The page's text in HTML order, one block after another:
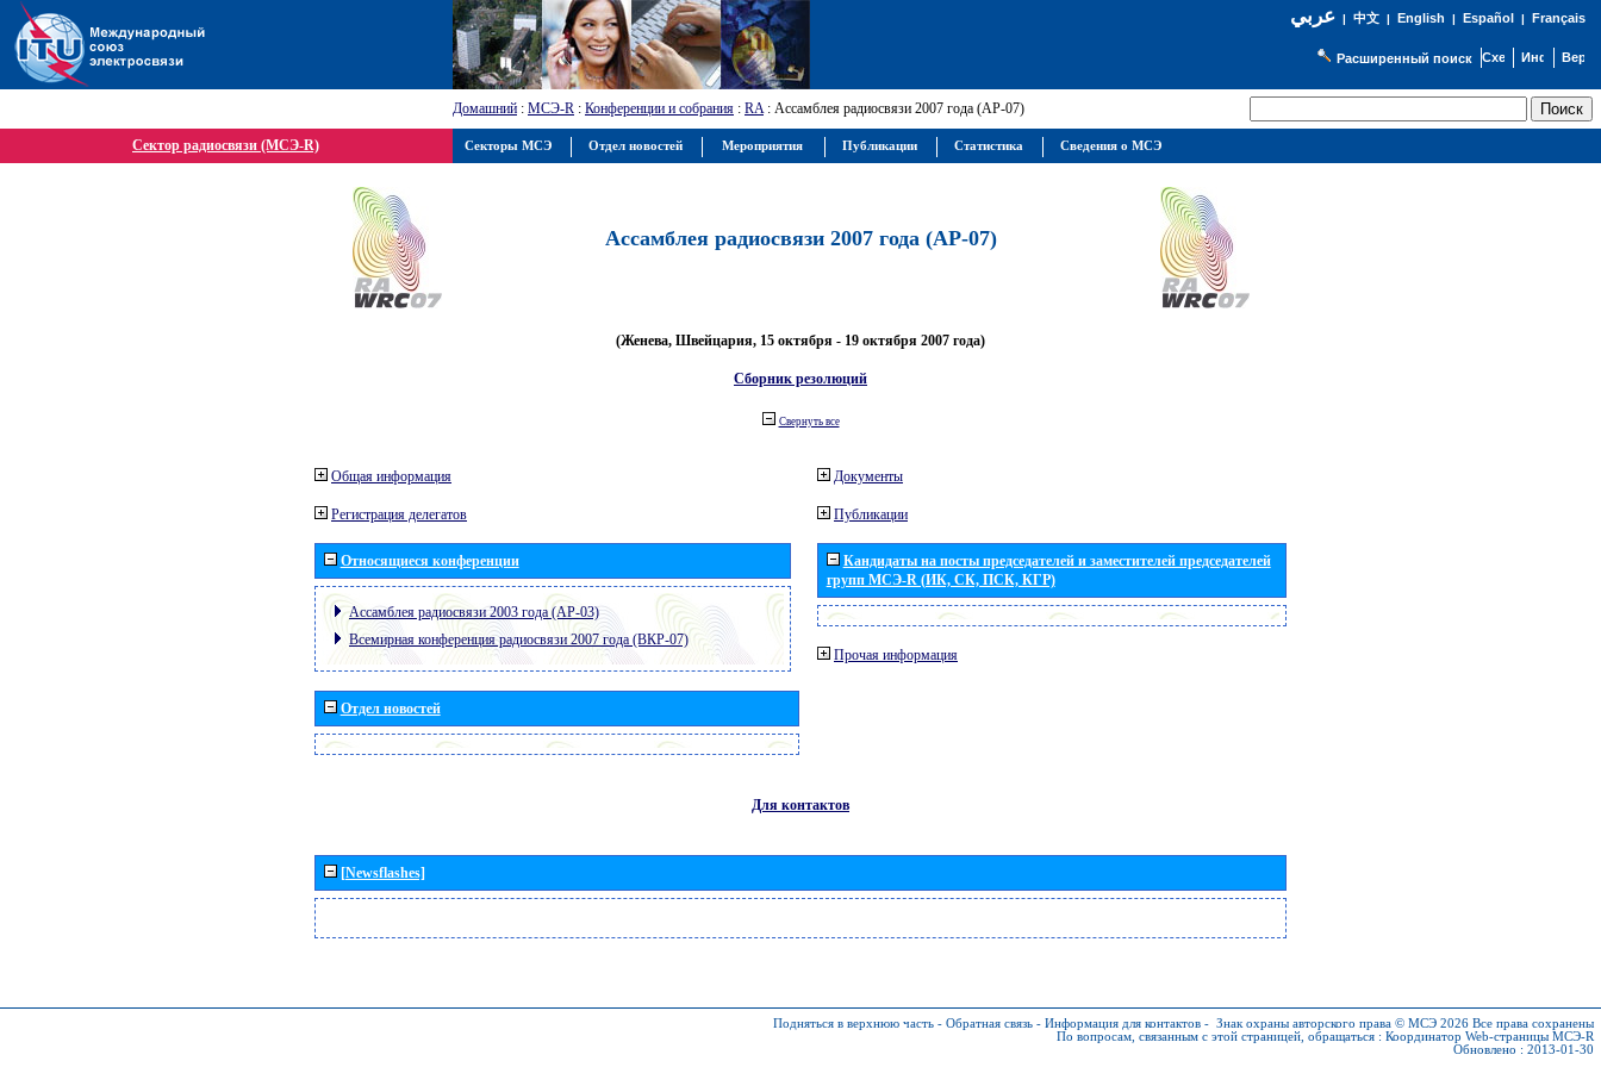
عربي| 中文| English | Español | Français
Расширенный поиск
Домашний : МСЭ-R : Конференции и собрания : RA: Ассамблея радиосвязи 2007 года (АР-07)
Сектор радиосвязи (МСЭ-R)
Ассамблея радиосвязи 2007 года (АР-07)
(Женева, Швейцария, 15 октября - 19 октября 2007 года)
Сборник резолюций
Свернуть все
Общая информация
Регистрация делегатов
Относящиеся конференции
Ассамблея радиосвязи 2003 года (АР-03)
Всемирная конференция радиосвязи 2007 года (ВКР-07)
Отдел новостей
Документы
Публикации
Кандидаты на посты председателей и заместителей председателей
групп МСЭ-R (ИК, СК, ПСК, КГР)
Прочая информация
Для контактов
[Newsflashes]
Подняться в верхнюю часть - Обратная связь - Информация для контактов - Знак охраны авторского права © МСЭ 2026 Все права сохранены
По вопросам, связанным с этой страницей, обращаться : Координатор Web-страницы МСЭ-R
Обновлено : 2013-01-30
Секторы МСЭ Отдел новостей Мероприятия Публикации Статистика Сведения о МСЭ